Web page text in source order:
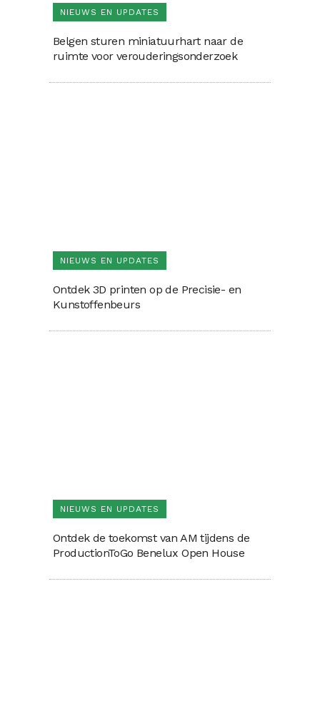
NIEUWS EN UPDATES
Belgen sturen miniatuurhart naar de
ruimte voor verouderingsonderzoek
NIEUWS EN UPDATES
Ontdek 3D printen op de Precisie- en
Kunstoffenbeurs
NIEUWS EN UPDATES
Ontdek de toekomst van AM tijdens de
ProductionToGo Benelux Open House